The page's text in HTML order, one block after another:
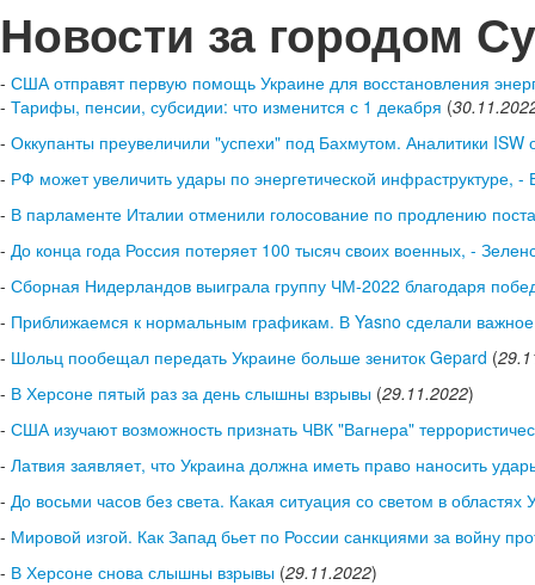
Новости за городом
- США отправят первую помощь Украине для восстановления
- Тарифы, пенсии, субсидии: что изменится с 1 декабря (
- Оккупанты преувеличили "успехи" под Бахмутом. Аналитики ISW
- РФ может увеличить удары по энергетической инфраструктуре,
- В парламенте Италии отменили голосование по продлению
- До конца года Россия потеряет 100 тысяч своих военных, -
- Сборная Нидерландов выиграла группу ЧМ-2022 благодаря
- Приближаемся к нормальным графикам. В Yasno сделали важное
- Шольц пообещал передать Украине больше зениток Gepard (
- В Херсоне пятый раз за день слышны взрывы (29.11.2022)
- США изучают возможность признать ЧВК "Вагнера"
- Латвия заявляет, что Украина должна иметь право наносить
- До восьми часов без света. Какая ситуация со светом в областях
- Мировой изгой. Как Запад бьет по России санкциями за войну
- В Херсоне снова слышны взрывы (29.11.2022)